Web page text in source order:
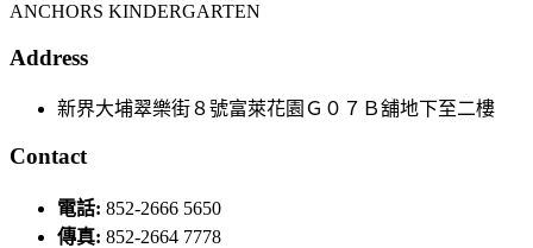
ANCHORS KINDERGARTEN
Address
新界大埔翠樂街８號富萊花園Ｇ０７Ｂ舖地下至二樓
Contact
電話: 852-2666 5650
傳真: 852-2664 7778